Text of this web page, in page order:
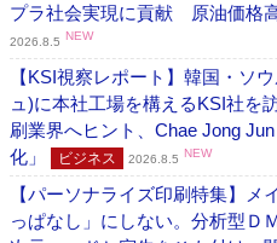
プラ社会実現に貢献 原油価格
2026.8.5 NEW
【KSI視察レポート】韓国・ソ
ュ)に本社工場を構えるKSI社
刷業界へヒント、Chae Jong
化」
ビジネス 2026.8.5 NEW
【パーソナライズ印刷特集】
っぱなし」にしない。分析型